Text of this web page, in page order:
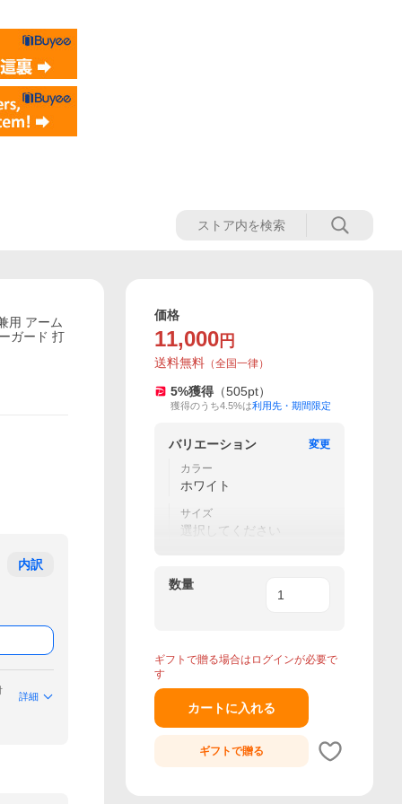
用 アーム
ガード 打
内訳
詳細
価格
11,000 円
送料無料 （全国一律）
5%獲得 （505pt）
獲得のうち4.5%は利用先・期間限定
バリエーション
変更
カラー
ホワイト
サイズ
選択してください
数量
ギフトで贈る場合はログインが必要で
す
カートに入れる
ギフトで贈る